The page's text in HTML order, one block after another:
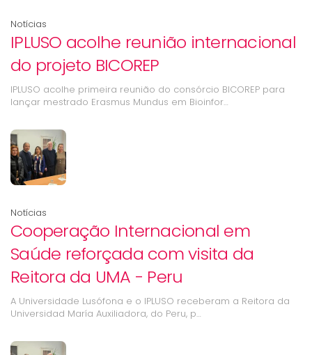
Notícias
IPLUSO acolhe reunião internacional
do projeto BICOREP
IPLUSO acolhe primeira reunião do consórcio BICOREP para
lançar mestrado Erasmus Mundus em Bioinfor…
Notícias
Cooperação Internacional em
Saúde reforçada com visita da
Reitora da UMA - Peru
A Universidade Lusófona e o IPLUSO receberam a Reitora da
Universidad María Auxiliadora, do Peru, p…